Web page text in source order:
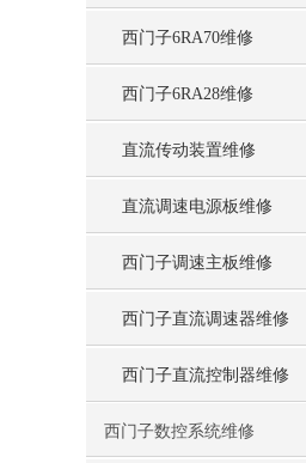
西门子6RA70维修
西门子6RA28维修
直流传动装置维修
直流调速电源板维修
西门子调速主板维修
西门子直流调速器维修
西门子直流控制器维修
西门子数控系统维修